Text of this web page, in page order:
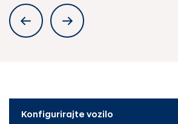
Konfigurirajte vozilo